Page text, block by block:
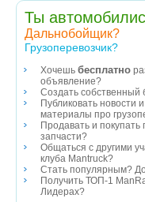
Ты
Дальнобойщик?
Грузоперевозчик?
Хочешь бесплатно
объявление?
Создать собственный
Публиковать новости
материалы про
Продавать и покупать
запчасти?
Общаться с другими
клуба Mantruck?
Стать популярным?
Получить ТОП-1
Лидерах?